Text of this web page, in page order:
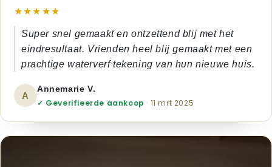
★★★★★
Super snel gemaakt en ontzettend blij met het
eindresultaat. Vrienden heel blij gemaakt met een
prachtige waterverf tekening van hun nieuwe huis.
A
Annemarie V.
✓ Geverifieerde aankoop · 11 mrt 2025